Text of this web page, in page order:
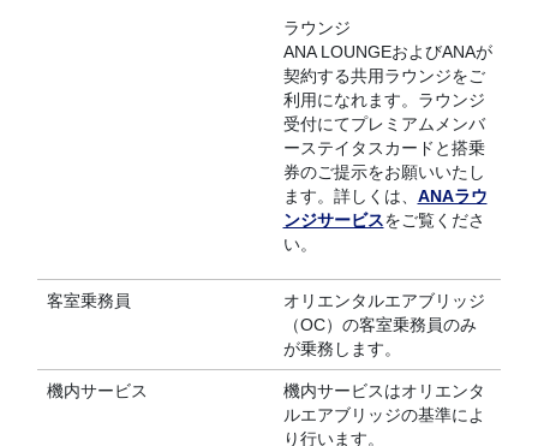
ラウンジ
ANA LOUNGEおよびANAが
契約する共用ラウンジをご
利用になれます。ラウンジ
受付にてプレミアムメンバ
ーステイタスカードと搭乗
券のご提示をお願いいたし
ます。詳しくは、 ANAラウ
ンジサービスをご覧くださ
い。
客室乗務員
オリエンタルエアブリッジ
（OC）の客室乗務員のみ
が乗務します。
機内サービス
機内サービスはオリエンタ
ルエアブリッジの基準によ
り行います。